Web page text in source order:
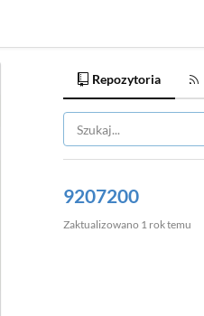
Repozytoria
9207200
Zaktualizowano 1 rok temu